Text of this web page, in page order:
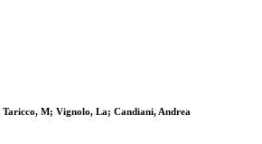
M; Vignolo, La; Candiani, Andrea